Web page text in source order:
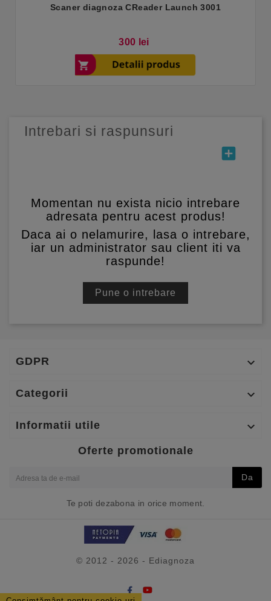
Scaner diagnoza CReader Launch 3001
300 lei
Intrebari si raspunsuri
add_box
Momentan nu exista nicio intrebare
adresata pentru acest produs!
Daca ai o nelamurire, lasa o intrebare,
iar un administrator sau client iti va
raspunde!
Pune o intrebare
GDPR 
Categorii 
Informatii utile 
Oferte promotionale
Da
Te poti dezabona in orice moment.
© 2012 - 2026 - Ediagnoza